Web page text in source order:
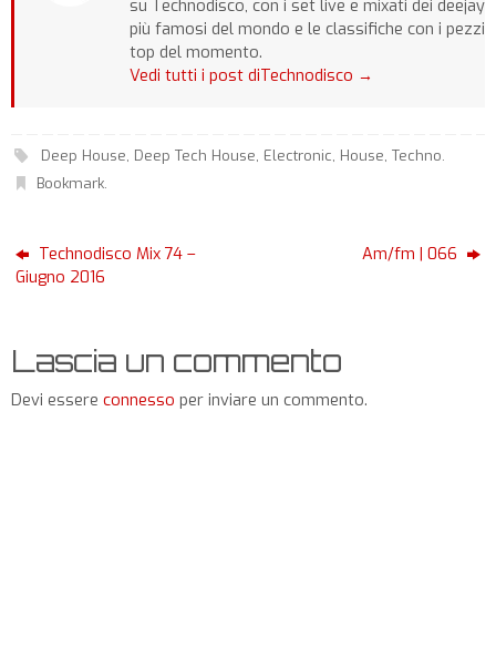
su Technodisco, con i set live e mixati dei deejay
più famosi del mondo e le classifiche con i pezzi
top del momento.
Vedi tutti i post diTechnodisco →
Deep House, Deep Tech House, Electronic, House, Techno.
Bookmark.
Technodisco Mix 74 –
Giugno 2016
Am/fm | 066
Lascia un commento
Devi essere connesso per inviare un commento.